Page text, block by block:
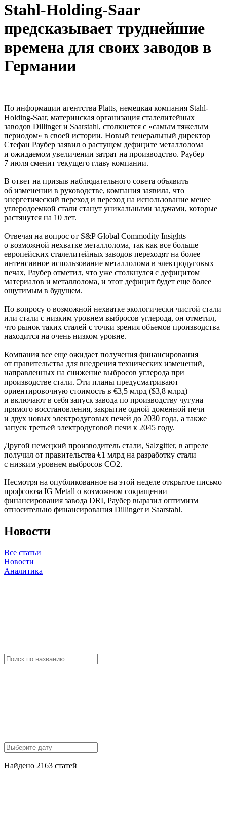
Stahl-Holding-Saar
предсказывает труднейшие
времена для своих заводов в
Германии
По информации агентства Platts, немецкая компания Stahl-
Holding-Saar, материнская организация сталелитейных
заводов Dillinger и Saarstahl, столкнется с «самым тяжелым
периодом» в своей истории. Новый генеральный директор
Стефан Раубер заявил о растущем дефиците металлолома
и ожидаемом увеличении затрат на производство. Раубер
7 июля сменит текущего главу компании.
В ответ на призыв наблюдательного совета объявить
об изменении в руководстве, компания заявила, что
энергетический переход и переход на использование менее
углеродоемкой стали станут уникальными задачами, которые
растянутся на 10 лет.
Отвечая на вопрос от S&P Global Commodity Insights
о возможной нехватке металлолома, так как все больше
европейских сталелитейных заводов переходят на более
интенсивное использование металлолома в электродуговых
печах, Раубер отметил, что уже столкнулся с дефицитом
материалов и металлолома, и этот дефицит будет еще более
ощутимым в будущем.
По вопросу о возможной нехватке экологически чистой стали
или стали с низким уровнем выбросов углерода, он отметил,
что рынок таких сталей с точки зрения объемов производства
находится на очень низком уровне.
Компания все еще ожидает получения финансирования
от правительства для внедрения технических изменений,
направленных на снижение выбросов углерода при
производстве стали. Эти планы предусматривают
ориентировочную стоимость в €3,5 млрд ($3,8 млрд)
и включают в себя запуск завода по производству чугуна
прямого восстановления, закрытие одной доменной печи
и двух новых электродуговых печей до 2030 года, а также
запуск третьей электродуговой печи к 2045 году.
Другой немецкий производитель стали, Salzgitter, в апреле
получил от правительства €1 млрд на разработку стали
с низким уровнем выбросов CO2.
Несмотря на опубликованное на этой неделе открытое письмо
профсоюза IG Metall о возможном сокращении
финансирования завода DRI, Раубер выразил оптимизм
относительно финансирования Dillinger и Saarstahl.
Новости
Все статьи
Новости
Аналитика
Найдено 2163 статей